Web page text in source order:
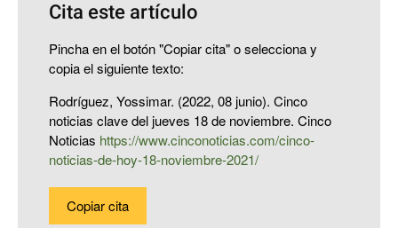
Cita este artículo
Pincha en el botón "Copiar cita" o selecciona y
copia el siguiente texto:
Rodríguez, Yossimar. (2022, 08 junio). Cinco
noticias clave del jueves 18 de noviembre. Cinco
Noticias https://www.cinconoticias.com/cinco-
noticias-de-hoy-18-noviembre-2021/
Copiar cita